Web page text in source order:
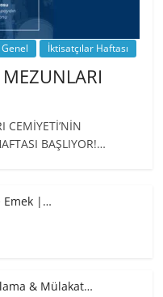
Genel İktisatçılar Haftası
MEZUNLARI
CEMİYETİ’NİN
BAŞLIYOR!…
Emek |…
& Mülakat…